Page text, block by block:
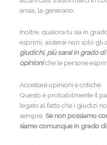
ansia, la generano.
Inoltre, qualora tu sia in
esprimi, aiuterai non solo gli
giudichi, più sarai in grado
opinioniche le persone
Accettare opinioni e critiche
Questo è probabilmente il
legato al fatto che i giudizi
sempre. Se non possiamo
siamo comunque in grado